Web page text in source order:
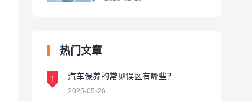
热门文章
1 汽车保养的常见误区有哪些？
2025-05-26